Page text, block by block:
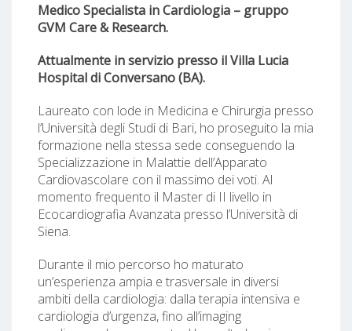
Medico Specialista in Cardiologia – gruppo
GVM Care & Research.
Attualmente in servizio presso il Villa Lucia
Hospital di Conversano (BA).
Laureato con lode in Medicina e Chirurgia presso
l’Università degli Studi di Bari, ho proseguito la mia
formazione nella stessa sede conseguendo la
Specializzazione in Malattie dell’Apparato
Cardiovascolare con il massimo dei voti. Al
momento frequento il Master di II livello in
Ecocardiografia Avanzata presso l’Università di
Siena.
Durante il mio percorso ho maturato
un’esperienza ampia e trasversale in diversi
ambiti della cardiologia: dalla terapia intensiva e
cardiologia d’urgenza, fino all’imaging